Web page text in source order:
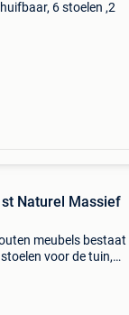
6 stoelen ,2
Naturel Massief
meubels bestaat
voor de tuin,